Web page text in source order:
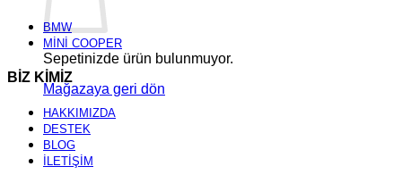
Sepetinizde ürün bulunmuyor.
Mağazaya geri dön
BMW
MİNİ COOPER
BİZ KİMİZ
HAKKIMIZDA
DESTEK
BLOG
İLETİŞİM